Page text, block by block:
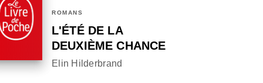
ROMANS
L'ÉTÉ DE LA
DEUXIÈME CHANCE
Elin Hilderbrand